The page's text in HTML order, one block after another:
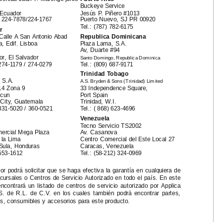
Buckeye Service
Jesús P. Piñero #1013
224-7878/224-1767
Puerto Nuevo, SJ PR 00920
Tel.: (787) 782-6175
A San Antonio Abad
Republica Dominicana
Edif. Lisboa Plaza Lama, S.A.
Av, Duarte #94
El Salvador
Santo Domingo, Republica Dominica
1179 / 274-0279 Tel.: (809) 687-9171
Trinidad Tobago
A.S. Bryden & Sons (Trinidad) Limited
Zona 9
33 Independence Square,
Port Spain
Guatemala Trinidad, W.I.
5020 / 360-0521 Tel.: ( 868)623-4696
Venezuela
Tecno Servicio TS2002
Mega Plaza
Av. Casanova
Lima Centro Comercial del Este Local 27
Honduras Caracas, Venezuela
1612 Tel.: (58-212) 324-0969
podrá solicitar que se haga efectiva la garantía en cualquiera de
o Centros de Servicio Autorizado en todo el país. En este
un listado de centros de servicio autorizado por Applica
de R.L. de C.V. en los cuales también podrá encontrar partes,
consumibles y accesorios para este producto.